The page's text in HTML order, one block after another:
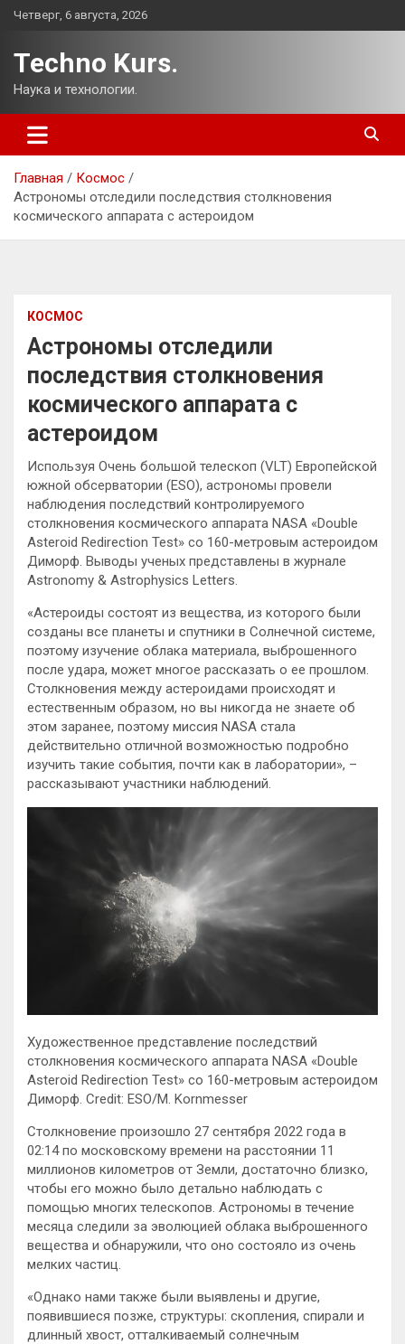
Перейти
Четверг, 6 августа, 2026
Techno Kurs.
Наука и технологии.
Главная
Космос
Астрономы отследили последствия столкновения
космического аппарата с астероидом
КОСМОС
Астрономы отследили
последствия столкновения
космического аппарата с
астероидом
Используя Очень большой телескоп (VLT) Европейской
южной обсерватории (ESO), астрономы провели
наблюдения последствий контролируемого
столкновения космического аппарата NASA «Double
Asteroid Redirection Test» со 160-метровым астероидом
Диморф. Выводы ученых представлены в журнале
Astronomy & Astrophysics Letters.
«Астероиды состоят из вещества, из которого были
созданы все планеты и спутники в Солнечной системе,
поэтому изучение облака материала, выброшенного
после удара, может многое рассказать о ее прошлом.
Столкновения между астероидами происходят и
естественным образом, но вы никогда не знаете об
этом заранее, поэтому миссия NASA стала
действительно отличной возможностью подробно
изучить такие события, почти как в лаборатории», –
рассказывают участники наблюдений.
Художественное представление последствий
столкновения космического аппарата NASA «Double
Asteroid Redirection Test» со 160-метровым астероидом
Диморф. Credit: ESO/M. Kornmesser
Столкновение произошло 27 сентября 2022 года в
02:14 по московскому времени на расстоянии 11
миллионов километров от Земли, достаточно близко,
чтобы его можно было детально наблюдать с
помощью многих телескопов. Астрономы в течение
месяца следили за эволюцией облака выброшенного
вещества и обнаружили, что оно состояло из очень
мелких частиц.
«Однако нами также были выявлены и другие,
появившиеся позже, структуры: скопления, спирали и
длинный хвост, отталкиваемый солнечным